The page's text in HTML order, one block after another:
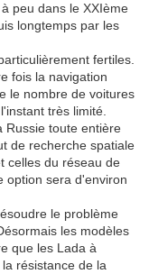
peu dans le XXIème
longtemps par les
fertiles.
fois la navigation
le nombre de voitures
très limité.
Russie toute entière
de recherche spatiale
celles du réseau de
option sera d'environ
le problème
les modèles
que les Lada à
résistance de la